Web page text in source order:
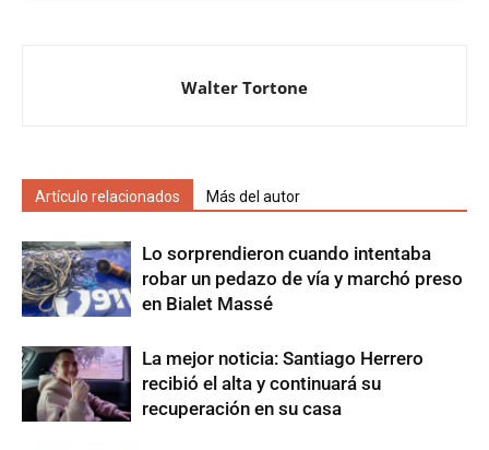
Walter Tortone
Artículo relacionados Más del autor
Lo sorprendieron cuando intentaba
robar un pedazo de vía y marchó preso
en Bialet Massé
La mejor noticia: Santiago Herrero
recibió el alta y continuará su
recuperación en su casa